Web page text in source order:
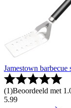
Jamestown
(1)Beoordeeld met
5.99